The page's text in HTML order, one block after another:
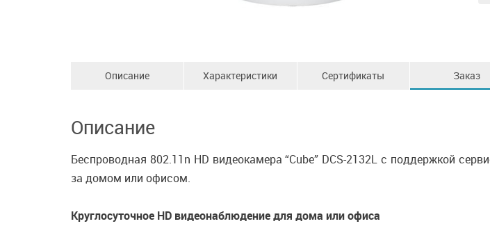
Описание Характеристики Сертификаты Заказ
Описание
Беспроводная 802.11n HD видеокамера “Cube” DCS-2132L с поддержкой
за домом или офисом.
Круглосуточное HD видеонаблюдение для дома или офиса